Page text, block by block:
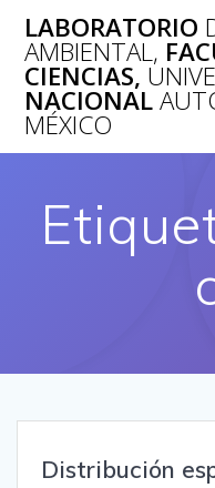
LABORATORIO
AMBIENTAL,
CIENCIAS,
NACIONAL
MÉXICO
Distribución